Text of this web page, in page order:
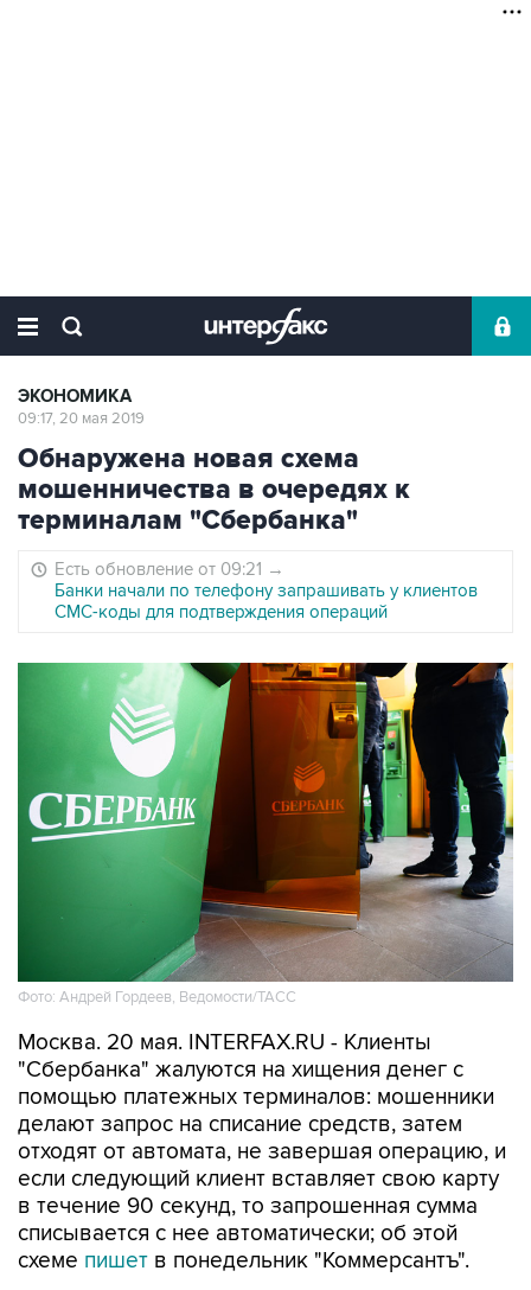
ЭКОНОМИКА
09:17, 20 мая 2019
Обнаружена новая схема
мошенничества в очередях к
терминалам "Сбербанка"
Есть обновление от 09:21 →
Банки начали по телефону запрашивать у клиентов
СМС-коды для подтверждения операций
Фото: Андрей Гордеев, Ведомости/ТАСС
Москва. 20 мая. INTERFAX.RU - Клиенты
"Сбербанка" жалуются на хищения денег с
помощью платежных терминалов: мошенники
делают запрос на списание средств, затем
отходят от автомата, не завершая операцию, и
если следующий клиент вставляет свою карту
в течение 90 секунд, то запрошенная сумма
списывается с нее автоматически; об этой
схеме пишет в понедельник "Коммерсантъ".